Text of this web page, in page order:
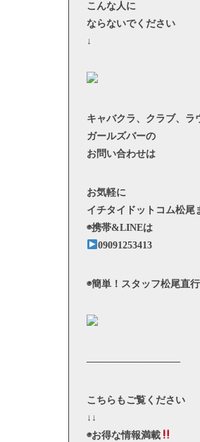
こんな人に
ならないでください
↓
キャバクラ、クラブ、ラ
ガールズバーの
お問い合わせは
お気軽に
イチタイドットコム松尾
◉携帯&LINEは
09091253413
◉簡単！スタッフ松尾直
—————————–
こちらもご覧ください
↓↓
◉お得な情報満載